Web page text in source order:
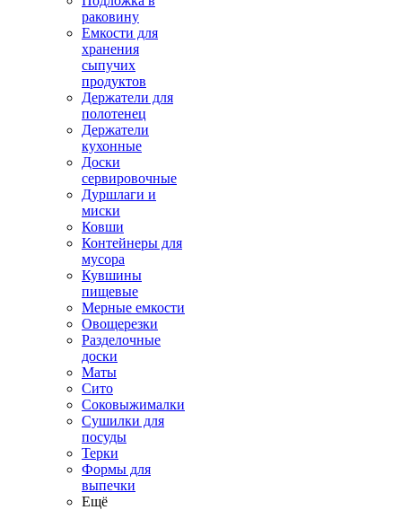
раковину
Емкости для
хранения
сыпучих
продуктов
Держатели для
полотенец
Держатели
кухонные
Доски
сервировочные
Дуршлаги и
миски
Ковши
Контейнеры для
мусора
Кувшины
пищевые
Мерные емкости
Овощерезки
Разделочные
доски
Маты
Сито
Соковыжималки
Сушилки для
посуды
Терки
Формы для
выпечки
Ещё